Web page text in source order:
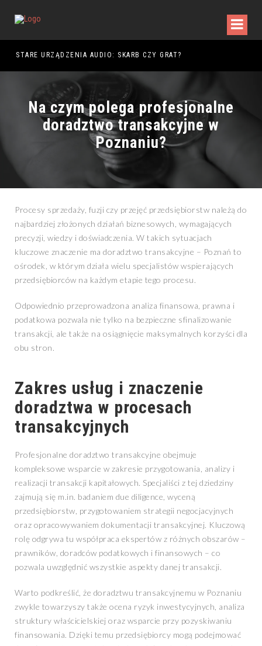
STARE URZĄDZENIA AUDIO: SKARB CZY GRAT?
Na czym polega profesjonalne
doradztwo transakcyjne w
Poznaniu?
Procesy sprzedaży, fuzji czy przejęć przedsiębiorstw należą do
najbardziej złożonych działań biznesowych, wymagających
precyzji, wiedzy i doświadczenia. W takich sytuacjach
kluczowe znaczenie ma doradztwo transakcyjne – Poznań to
ośrodek, w którym działa wielu specjalistów wspierających
przedsiębiorców na każdym etapie tego procesu.
Odpowiednio przeprowadzona analiza finansowa, prawna i
podatkowa pozwala nie tylko na bezpieczne sfinalizowanie
transakcji, ale także na osiągnięcie maksymalnych korzyści dla
obu stron.
Zakres usług i znaczenie
doradztwa w procesach
transakcyjnych
Profesjonalne doradztwo transakcyjne obejmuje
kompleksowe wsparcie w zakresie przygotowania, analizy i
realizacji transakcji kapitałowych. Specjaliści z tej dziedziny
zajmują się m.in. badaniem due diligence, wyceną
przedsiębiorstw, przygotowaniem strategii negocjacyjnych
oraz opracowywaniem dokumentacji transakcyjnej. Kluczową
rolę odgrywa tu współpraca ekspertów z różnych obszarów –
prawników, doradców podatkowych i finansowych – co
pozwala uwzględnić wszystkie aspekty danej transakcji.
Warto podkreślić, że doradztwu transakcyjnemu w Poznaniu
zwykle towarzyszy także ocena ryzyk inwestycyjnych, analiza
struktury właścicielskiej oraz wsparcie przy pozyskiwaniu
finansowania. Dzięki temu przedsiębiorcy mogą podejmować